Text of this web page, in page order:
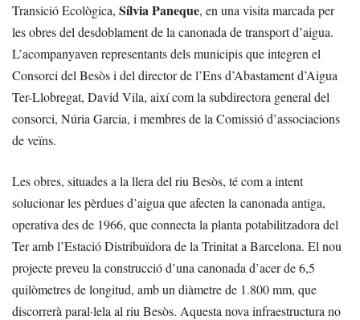
Transició Ecològica, Sílvia Paneque, en una visita marcada per
les obres del desdoblament de la canonada de transport d’aigua.
L’acompanyaven representants dels municipis que integren el
Consorci del Besòs i del director de l’Ens d’Abastament d’Aigua
Ter-Llobregat, David Vila, així com la subdirectora general del
consorci, Núria Garcia, i membres de la Comissió d’associacions
de veïns.
Les obres, situades a la llera del riu Besòs, té com a intent
solucionar les pèrdues d’aigua que afecten la canonada antiga,
operativa des de 1966, que connecta la planta potabilitzadora del
Ter amb l’Estació Distribuïdora de la Trinitat a Barcelona. El nou
projecte preveu la construcció d’una canonada d’acer de 6,5
quilòmetres de longitud, amb un diàmetre de 1.800 mm, que
discorrerà paral·lela al riu Besòs. Aquesta nova infraestructura no